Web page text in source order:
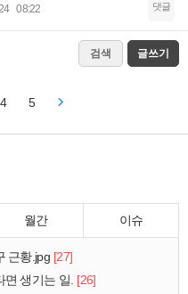
08:22 댓글
검색 글쓰기
4 5
월간 이슈
근황.jpg [27]
면 생기는 일. [26]